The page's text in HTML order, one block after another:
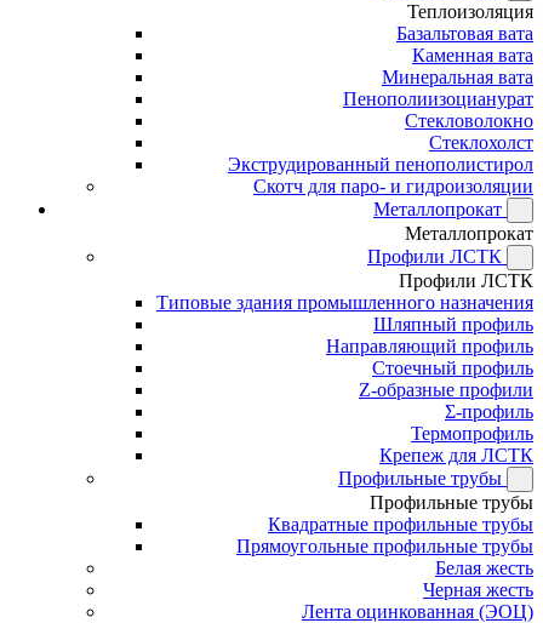
Теплоизоляция
Базальтовая вата
Каменная вата
Минеральная вата
Пенополиизоцианурат
Стекловолокно
Стеклохолст
Экструдированный пенополистирол
Скотч для паро- и гидроизоляции
Металлопрокат
Металлопрокат
Профили ЛСТК
Профили ЛСТК
Типовые здания промышленного назначения
Шляпный профиль
Направляющий профиль
Стоечный профиль
Z-образные профили
Σ-профиль
Термопрофиль
Крепеж для ЛСТК
Профильные трубы
Профильные трубы
Квадратные профильные трубы
Прямоугольные профильные трубы
Белая жесть
Черная жесть
Лента оцинкованная (ЭОЦ)